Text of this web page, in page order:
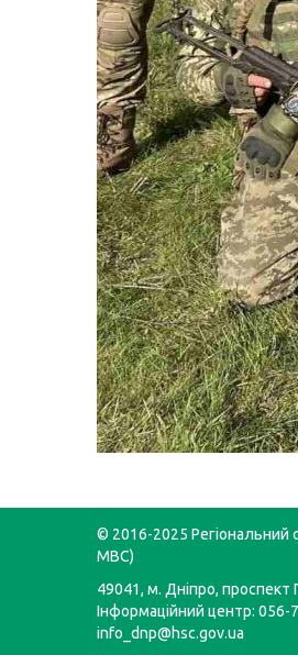
© 2016-2025 Регіональний
МВС)
49041, м. Дніпро, проспект
Інформаційний центр:
info_dnp@hsc.gov.ua